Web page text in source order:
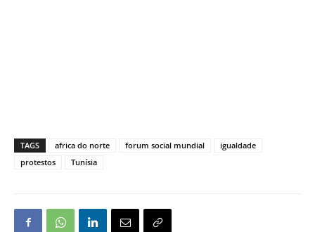
TAGS africa do norte forum social mundial
igualdade
protestos
Tunísia